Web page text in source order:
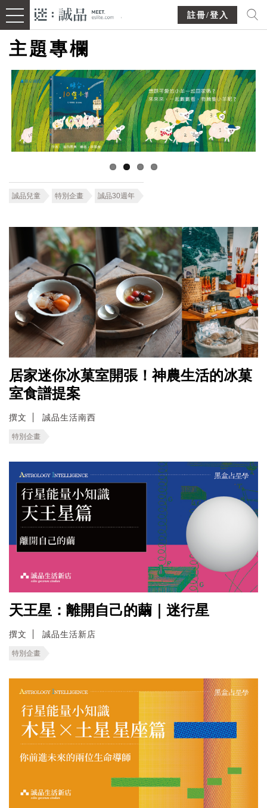
註冊/登入
主題專欄
誠品兒童 特別企畫 誠品30週年
居家迷你冰菓室開張！神農生活的冰菓
室食譜提案
撰文 誠品生活南西
特別企畫
天王星：離開自己的繭｜迷行星
撰文 誠品生活新店
特別企畫